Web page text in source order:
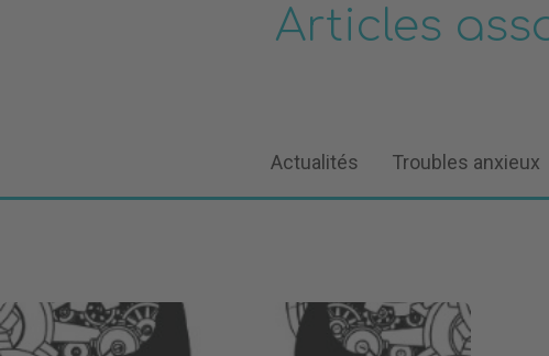
Actualités Troubles anxieux
Articles